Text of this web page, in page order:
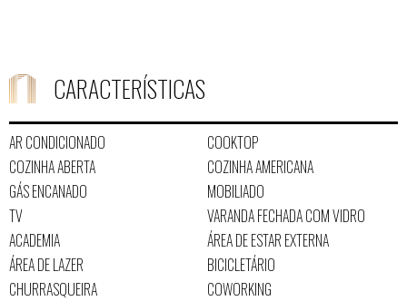
CARACTERÍSTICAS
AR CONDICIONADO
COOKTOP
COZINHA ABERTA
COZINHA AMERICANA
GÁS ENCANADO
MOBILIADO
TV
VARANDA FECHADA COM VIDRO
ACADEMIA
ÁREA DE ESTAR EXTERNA
ÁREA DE LAZER
BICICLETÁRIO
CHURRASQUEIRA
COWORKING